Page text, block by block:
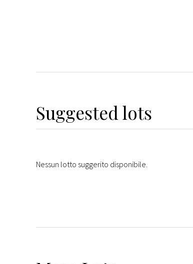
Suggested lots
Nessun lotto suggerito disponibile.